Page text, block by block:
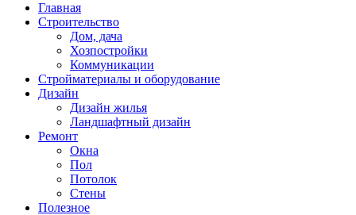
Главная
Строительство
Дом, дача
Хозпостройки
Коммуникации
Стройматериалы и оборудование
Дизайн
Дизайн жилья
Ландшафтный дизайн
Ремонт
Окна
Пол
Потолок
Стены
Полезное